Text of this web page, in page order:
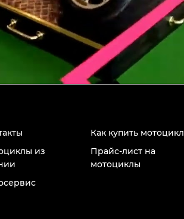
из
Как купить мотоцикл
Прайс-лист на
мотоциклы